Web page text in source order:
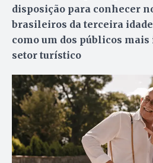
disposição para conhecer
brasileiros da terceira
como um dos públicos
setor turístico